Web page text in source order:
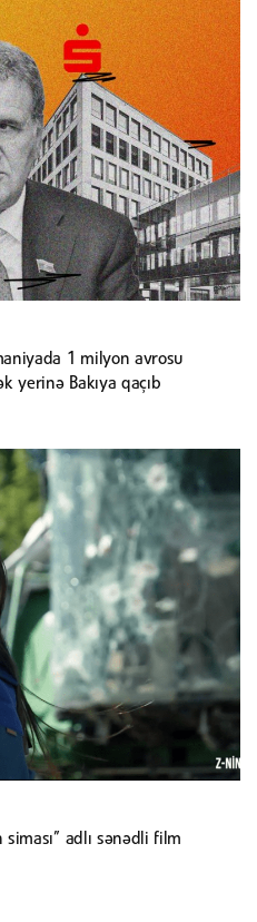
1 milyon avrosu
yerinə Bakıya qaçıb
siması” adlı sənədli film